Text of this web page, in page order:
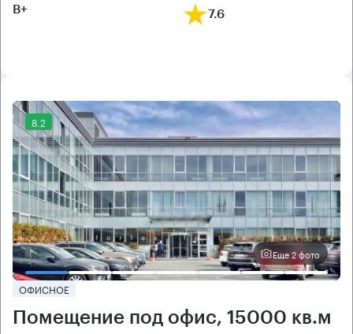
B+ 7.6
8.2
Еще 2 фото
ОФИСНОЕ
Помещение под офис, 15000 кв.м